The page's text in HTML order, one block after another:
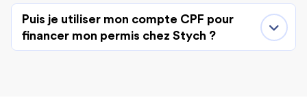
Puis je utiliser mon compte CPF pour
financer mon permis chez Stych ?